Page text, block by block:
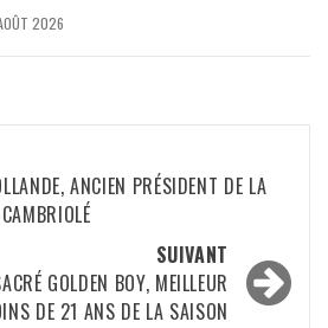
2026
ANCIEN PRÉSIDENT DE LA
SUIVANT
GOLDEN BOY, MEILLEUR
DE 21 ANS DE LA SAISON